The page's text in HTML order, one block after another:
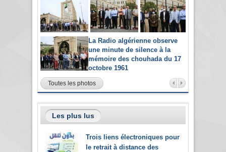
La Radio algérienne observe
une minute de silence à la
mémoire des chouhada du 17
octobre 1961
Toutes les photos
Les plus lus
Trois liens électroniques pour
le retrait à distance des